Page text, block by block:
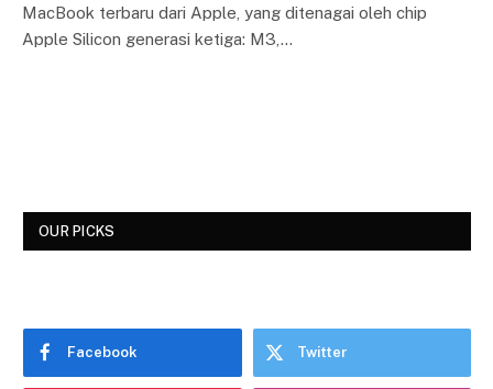
MacBook terbaru dari Apple, yang ditenagai oleh chip
Apple Silicon generasi ketiga: M3,…
OUR PICKS
Facebook Twitter